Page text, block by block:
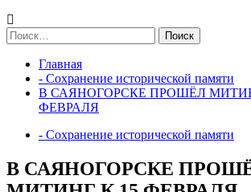
Найти:
Главная
- Сохранение исторической памяти
В САЯНОГОРСКЕ ПРОШЁЛ
ФЕВРАЛЯ
- Сохранение исторической памяти
В САЯНОГОРСКЕ